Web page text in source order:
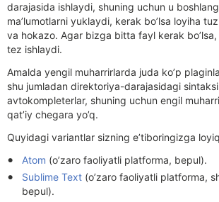
darajasida ishlaydi, shuning uchun u
ma’lumotlarni yuklaydi, kerak bo’lsa loyiha
va hokazo. Agar bizga bitta fayl kerak
tez ishlaydi.
Amalda yengil muharrirlarda juda ko’p
shu jumladan direktoriya-darajasidagi
avtokompleterlar, shuning uchun engil
qat’iy chegara yo’q.
Quyidagi variantlar sizning e’tiboringizga
Atom (o’zaro faoliyatli platforma, bepul).
Sublime Text (o’zaro faoliyatli platforma,
bepul).